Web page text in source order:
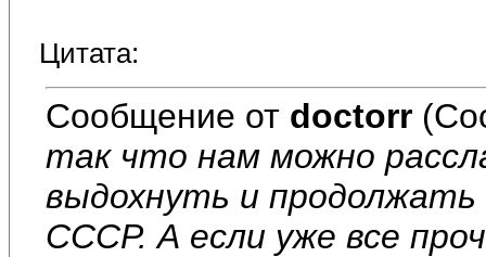
Цитата:
Сообщение от doctorr
так что нам можно
выдохнуть и
СССР. А если уже все